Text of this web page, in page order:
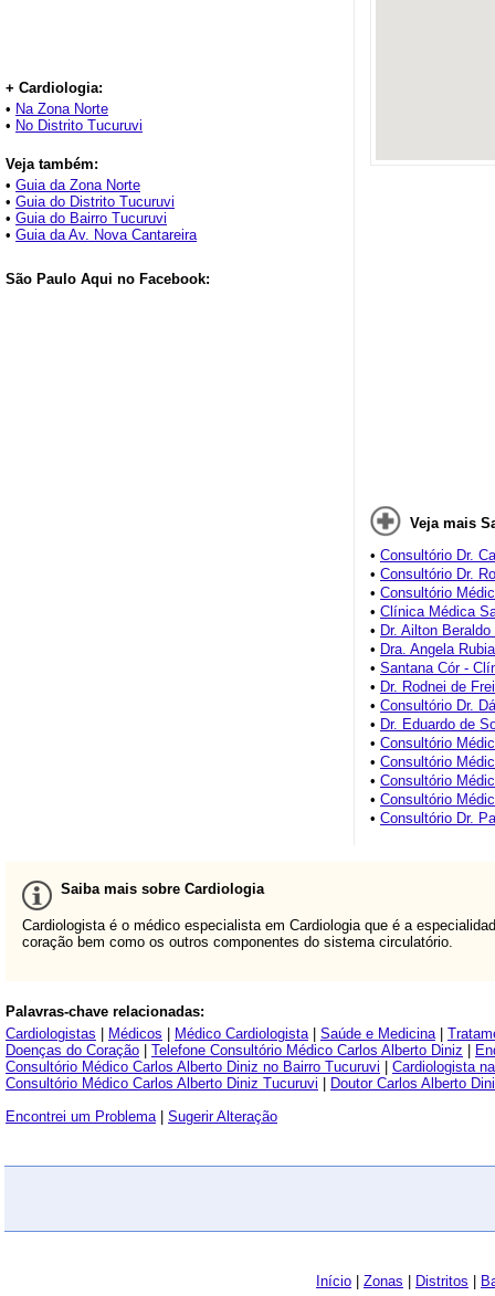
+ Cardiologia:
• Na Zona Norte
• No Distrito Tucuruvi
Veja também:
• Guia da Zona Norte
• Guia do Distrito Tucuruvi
• Guia do Bairro Tucuruvi
• Guia da Av. Nova Cantareira
São Paulo Aqui no Facebook:
Veja mais
• Consultório Dr.
• Consultório Dr.
• Consultório
• Clínica Médica
• Dr. Ailton
• Dra. Angela
• Santana Cór -
• Dr. Rodnei de
• Consultório Dr.
• Dr. Eduardo de
• Consultório
• Consultório
• Consultório
• Consultório
• Consultório Dr.
Saiba mais sobre Cardiologia
Cardiologista é o médico especialista em Cardiologia que é a
coração bem como os outros componentes do sistema circulatório.
Palavras-chave relacionadas:
Cardiologistas
Médicos Médico Cardiologista| Saúde e Medicina|
Doenças do Coração
Telefone Consultório Médico Carlos Alberto Diniz
Consultório Médico Carlos Alberto Diniz no Bairro Tucuruvi
Cardiologista
Consultório Médico Carlos Alberto Diniz Tucuruvi
Doutor Carlos Alberto
Encontrei um Problema| Sugerir Alteração
Início Zonas Distritos